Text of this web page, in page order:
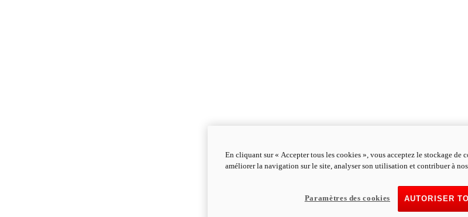
En cliquant sur « Accepter tous les cookies », vous acceptez le stockage de
améliorer la navigation sur le site, analyser son utilisation et contribuer à
AUTORISER
Paramètres des cookies